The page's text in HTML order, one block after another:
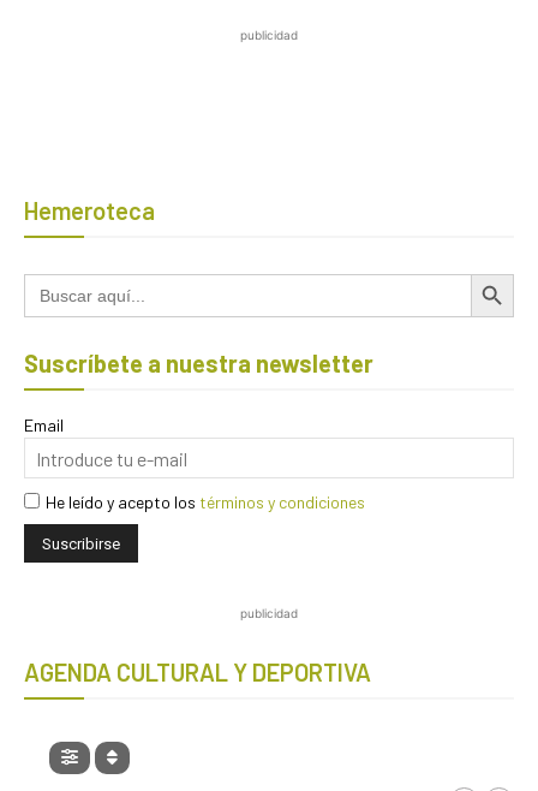
publicidad
Hemeroteca
Buscar: Botón de
Suscríbete a nuestra newsletter
Email
He leído y acepto los términos y condiciones
publicidad
AGENDA CULTURAL Y DEPORTIVA